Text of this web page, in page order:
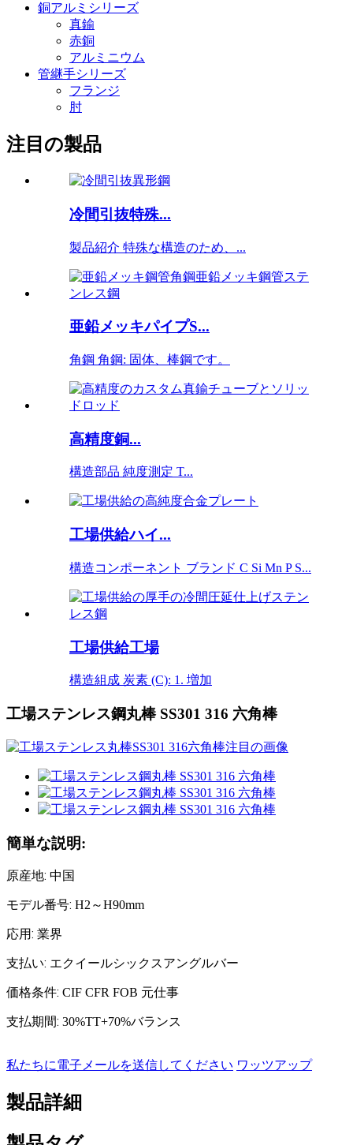
銅アルミシリーズ
真鍮
赤銅
アルミニウム
管継手シリーズ
フランジ
肘
注目の製品
冷間引抜特殊...
製品紹介 特殊な構造のため、...
亜鉛メッキパイプS...
角鋼 角鋼: 固体、棒鋼です。
高精度銅...
構造部品 純度測定 T...
工場供給ハイ...
構造コンポーネント ブランド C Si Mn P S...
工場供給工場
構造組成 炭素 (C): 1. 増加
工場ステンレス鋼丸棒 SS301 316 六角棒
簡単な説明:
原産地: 中国
モデル番号: H2～H90mm
応用: 業界
支払い: エクイールシックスアングルバー
価格条件: CIF CFR FOB 元仕事
支払期間: 30%TT+70%バランス
私たちに電子メールを送信してください ワッツアップ
製品詳細